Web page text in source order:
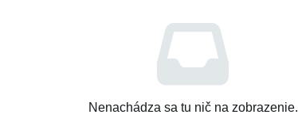
Nenachádza sa tu nič na zobrazenie.